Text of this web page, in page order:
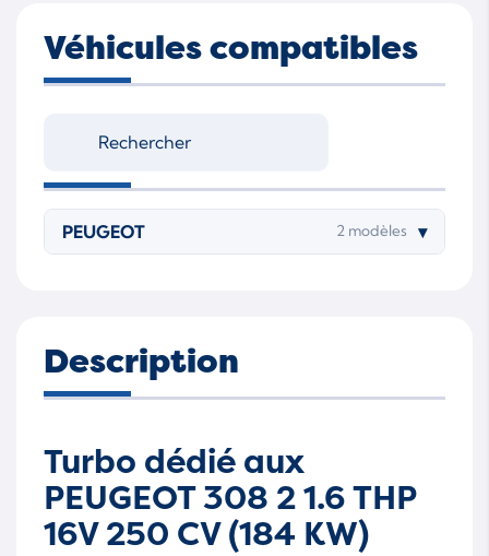
Véhicules compatibles
PEUGEOT 2 modèles ▾
Description
Turbo dédié aux
PEUGEOT 308 2 1.6 THP
16V 250 CV (184 KW)